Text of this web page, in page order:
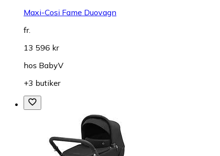
Maxi-Cosi Fame Duovagn
fr.
13 596 kr
hos BabyV
+3 butiker